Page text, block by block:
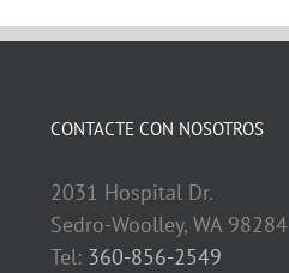
CONTACTE CON NOSOTROS
2031 Hospital Dr.
Sedro-Woolley, WA 98284
Tel: 360-856-2549